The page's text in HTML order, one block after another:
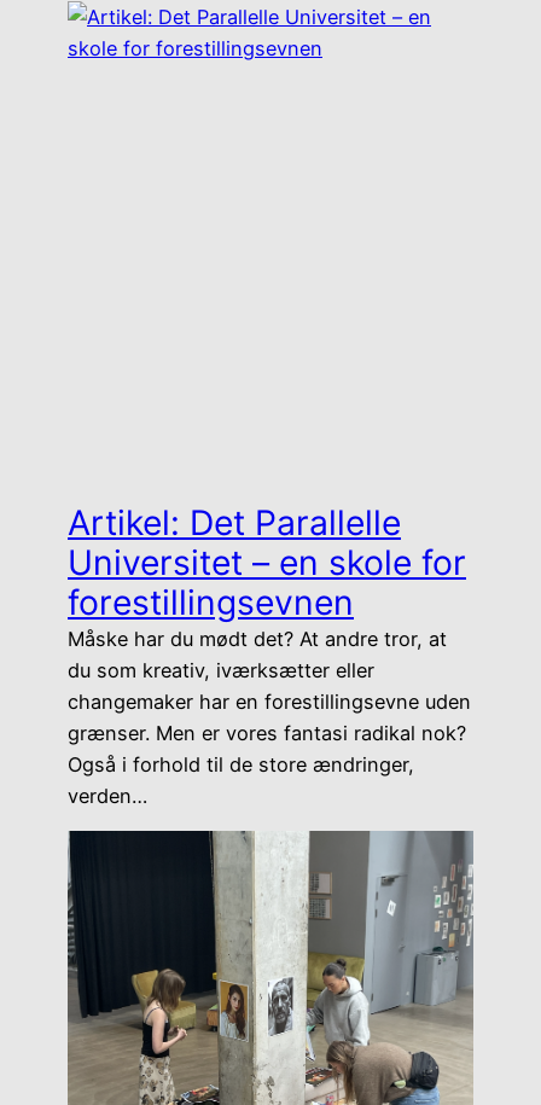
Artikel: Det Parallelle
Universitet – en skole for
forestillingsevnen
Måske har du mødt det? At andre tror, at
du som kreativ, iværksætter eller
changemaker har en forestillingsevne uden
grænser. Men er vores fantasi radikal nok?
Også i forhold til de store ændringer,
verden…